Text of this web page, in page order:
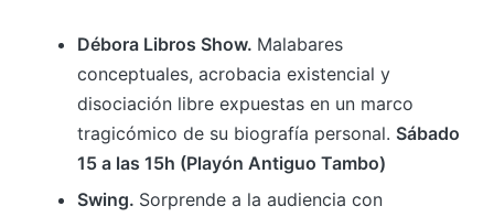
Débora Libros Show. Malabares
conceptuales, acrobacia existencial y
disociación libre expuestas en un marco
tragicómico de su biografía personal. Sábado
15 a las 15h (Playón Antiguo Tambo)
Swing. Sorprende a la audiencia con